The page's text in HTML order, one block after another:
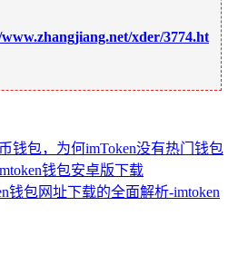
xder/3774.ht
钱包，为何imToken没有热门钱包
钱包安卓版下载
钱包网址下载的全面解析-imtoken